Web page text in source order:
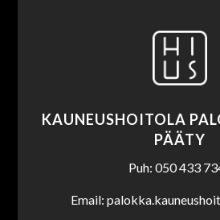
KAUNEUSHOITOLA
PÄÄTY
Puh: 050 433
Email: